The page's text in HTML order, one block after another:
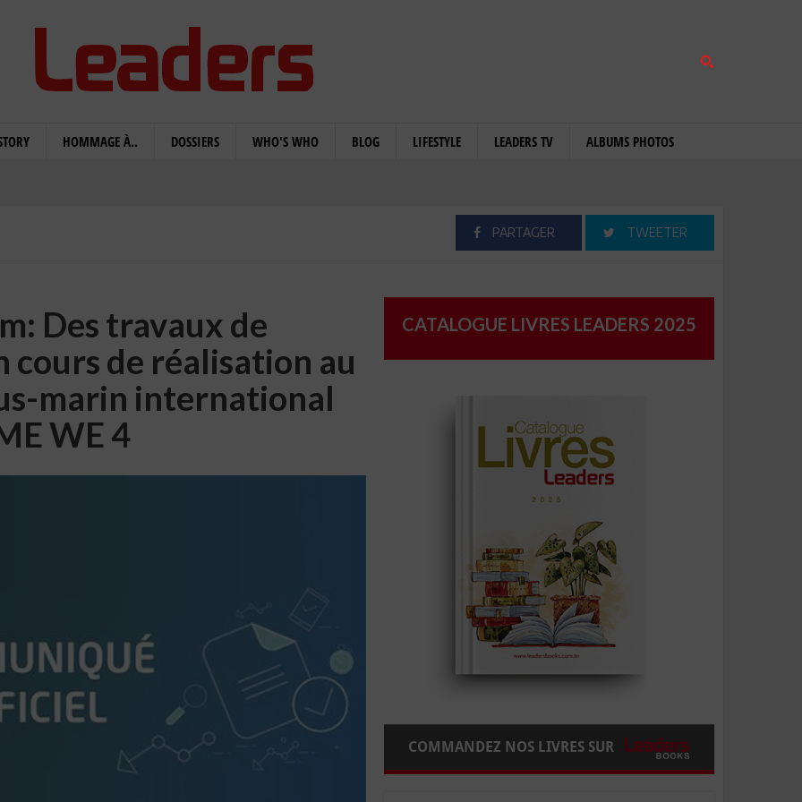
HOMMAGE À.. DOSSIERS WHO'S WHO BLOG LIFESTYLE LEADERS TV ALBUMS PHOTOS
PARTAGER TWEETER
Des travaux de
cours de réalisation au
marin international
WE 4
CATALOGUE LIVRES LEADERS 2025
COMMANDEZ NOS LIVRES SUR